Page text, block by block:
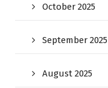
October 2025
September 2025
August 2025